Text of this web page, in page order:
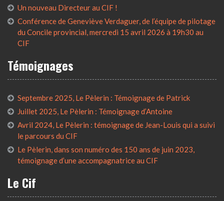
Un nouveau Directeur au CIF !
Conférence de Geneviève Verdaguer, de l’équipe de pilotage
du Concile provincial, mercredi 15 avril 2026 à 19h30 au
CIF
Témoignages
Septembre 2025, Le Pèlerin : Témoignage de Patrick
Juillet 2025, Le Pèlerin : Témoignage d’Antoine
Avril 2024, Le Pèlerin : témoignage de Jean-Louis qui a suivi
le parcours du CIF
Le Pèlerin, dans son numéro des 150 ans de juin 2023,
témoignage d’une accompagnatrice au CIF
Le Cif